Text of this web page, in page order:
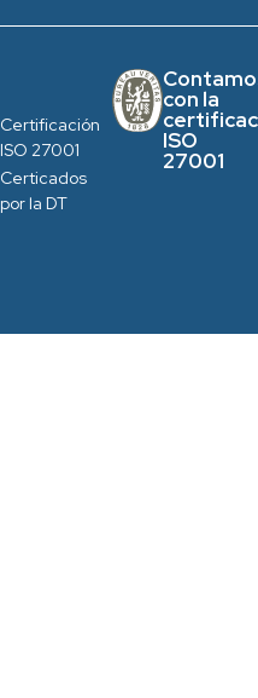
Certificación
ISO 27001
Certicados
por la DT
con la
ISO
27001